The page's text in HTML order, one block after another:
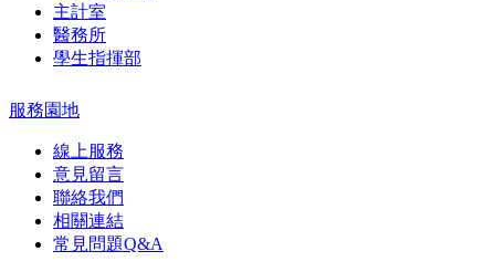
主計室
醫務所
學生指揮部
服務園地
線上服務
意見留言
聯絡我們
相關連結
常見問題Q&A